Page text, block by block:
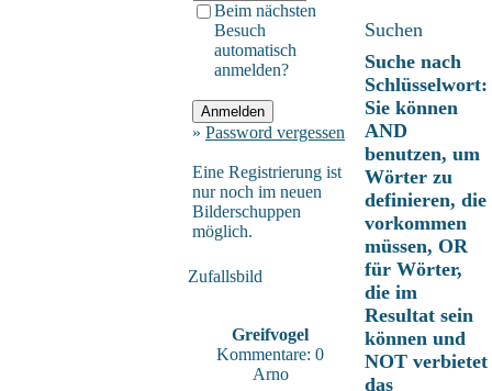
Beim nächsten
Besuch
automatisch
anmelden?
» Password vergessen
Eine Registrierung ist
nur noch im neuen
Bilderschuppen
möglich.
Zufallsbild
Greifvogel
Kommentare: 0
Arno
Suchen
Suche nach
Schlüsselwort:
Sie können
AND
benutzen, um
Wörter zu
definieren, die
vorkommen
müssen, OR
für Wörter,
die im
Resultat sein
können und
NOT verbietet
das